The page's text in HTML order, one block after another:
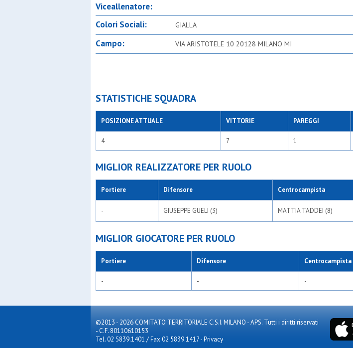
Viceallenatore:
Colori Sociali:
GIALLA
Campo: VIA ARISTOTELE 10 20128 MILANO MI
STATISTICHE SQUADRA
POSIZIONE ATTUALE VITTORIE PAREGGI
4 7 1
MIGLIOR REALIZZATORE PER RUOLO
Portiere Difensore Centrocampista
- GIUSEPPE GUELI (3) MATTIA TADDEI (8)
MIGLIOR GIOCATORE PER RUOLO
Portiere Difensore Centrocampista
- - -
©2013 - 2026 COMITATO TERRITORIALE C.S.I. MILANO - APS. Tutti i diritti riservati
- C.F. 80110610153
Tel. 02 5839.1401 / Fax 02 5839.1417-Privacy